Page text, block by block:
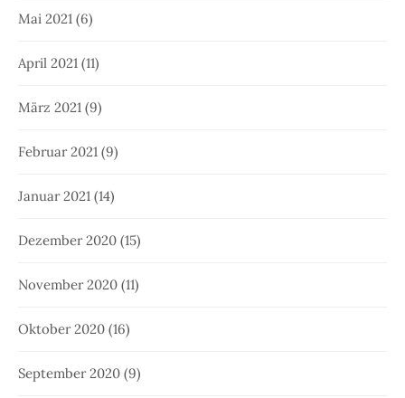
Mai 2021 (6)
April 2021 (11)
März 2021 (9)
Februar 2021 (9)
Januar 2021 (14)
Dezember 2020 (15)
November 2020 (11)
Oktober 2020 (16)
September 2020 (9)